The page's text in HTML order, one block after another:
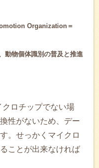
Organization＝
動物個体識別の普及と推進
クロチップでない場
性がないため、デー
。せっかくマイクロ
ことが出来なければ